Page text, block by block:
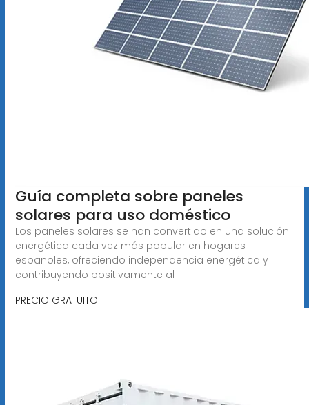
Guía completa sobre paneles
solares para uso doméstico
Los paneles solares se han convertido en una solución
energética cada vez más popular en hogares
españoles, ofreciendo independencia energética y
contribuyendo positivamente al
PRECIO GRATUITO